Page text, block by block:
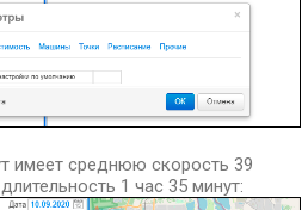
имеет среднюю скорость 39
1 час 35 минут: